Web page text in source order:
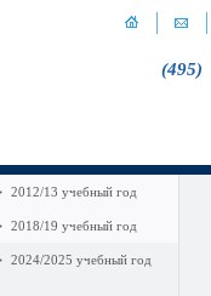
(495)
2012/13 учебный год
2018/19 учебный год
2024/2025 учебный год